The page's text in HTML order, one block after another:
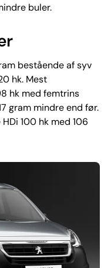
buler.
bestående af syv
hk. Mest
hk med femtrins
gram mindre end før.
100 hk med 106